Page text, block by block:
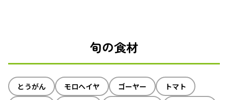
旬の食材
とうがん モロヘイヤ ゴーヤー
トマト